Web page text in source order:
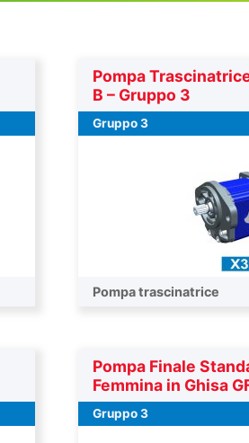
Pompa
B – Gruppo 3
Gruppo 3
Pompa trascinatrice
Pompa Finale
Femmina in Ghisa
Gruppo 3